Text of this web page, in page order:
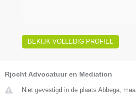
BEKIJK VOLLEDIG PROFIEL
Rjocht Advocatuur en Mediation
Niet gevestigd in de plaats Abbega,